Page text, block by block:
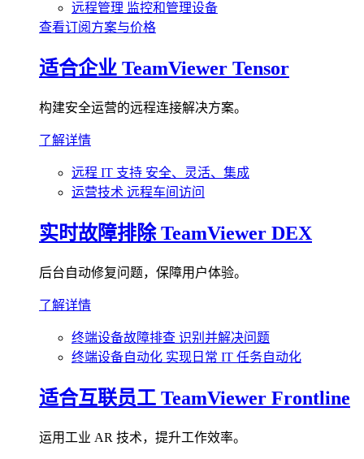
远程管理 监控和管理设备
查看订阅方案与价格
适合企业 TeamViewer Tensor
构建安全运营的远程连接解决方案。
了解详情
远程 IT 支持 安全、灵活、集成
运营技术 远程车间访问
实时故障排除 TeamViewer DEX
后台自动修复问题，保障用户体验。
了解详情
终端设备故障排查 识别并解决问题
终端设备自动化 实现日常 IT 任务自动化
适合互联员工 TeamViewer Frontline
运用工业 AR 技术，提升工作效率。